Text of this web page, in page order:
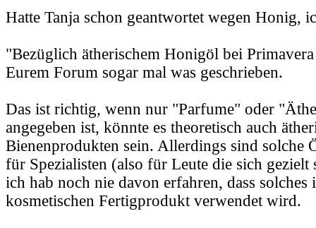
Hatte Tanja schon geantwortet wegen Honig,
"Bezüglich ätherischem Honigöl bei
Eurem Forum sogar mal was geschrieben.
Das ist richtig, wenn nur "Parfume" oder
angegeben ist, könnte es theoretisch auch
Bienenprodukten sein. Allerdings sind solche
für Spezialisten (also für Leute die sich gezielt
ich hab noch nie davon erfahren, dass solches
kosmetischen Fertigprodukt verwendet wird.